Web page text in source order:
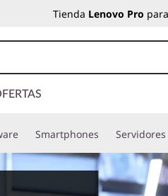
Tienda Lenovo Pro
Smartphones